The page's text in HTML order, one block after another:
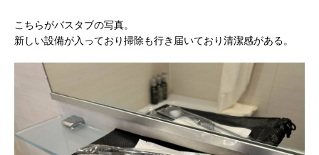
こちらがバスタブの写真。
新しい設備が入っており掃除も行き届いており清潔感がある。